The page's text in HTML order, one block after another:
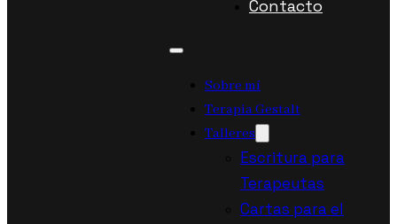
Contacto
Sobre mí
Terapia Gestalt
Talleres
Escritura para
Terapeutas
Cartas para el